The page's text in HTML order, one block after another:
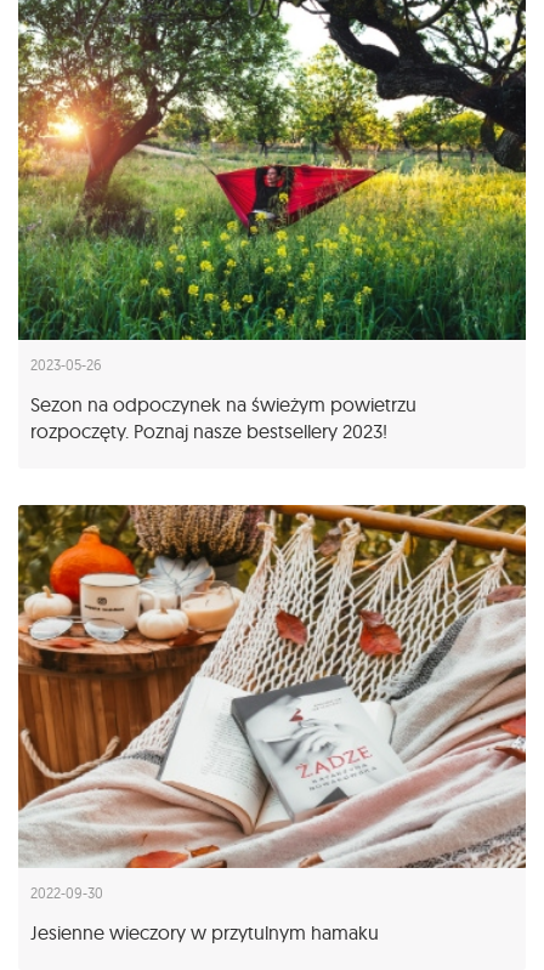
2023-05-26
Sezon na odpoczynek na świeżym powietrzu
rozpoczęty. Poznaj nasze bestsellery 2023!
2022-09-30
Jesienne wieczory w przytulnym hamaku